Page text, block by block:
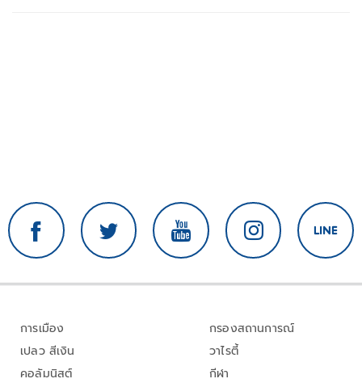
การเมือง
เปลว สีเงิน
คอลัมนิสต์
กรองสถานการณ์
วาไรตี้
กีฬา